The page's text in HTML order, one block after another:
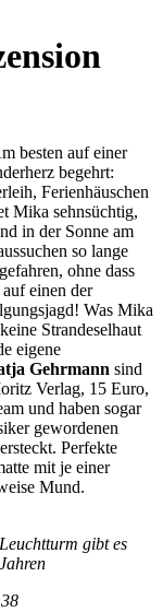
besten auf einer
begehrt:
Ferienhäuschen
Mika sehnsüchtig,
in der Sonne am
so lange
ohne dass
einen der
Was Mika
Strandeselhaut
eigene
Gehrmann sind
Verlag, 15 Euro,
und haben sogar
gewordenen
Perfekte
mit je einer
Mund.
gibt es